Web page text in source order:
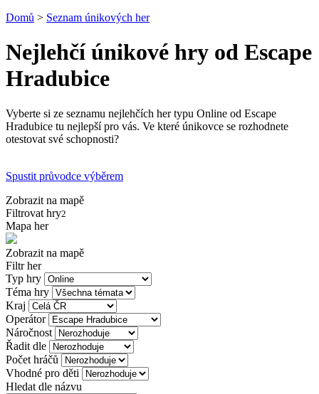
Domů > Seznam únikových her
Nejlehčí únikové hry od Escape
Hradubice
Vyberte si ze seznamu nejlehčích her typu Online od Escape
Hradubice tu nejlepší pro vás. Ve které únikovce se rozhodnete
otestovat své schopnosti?
Spustit průvodce výběrem
Zobrazit na mapě
Filtrovat hry2
Mapa her
Zobrazit na mapě
Filtr her
Typ hry
Téma hry
Kraj
Operátor
Náročnost
Řadit dle
Počet hráčů
Vhodné pro děti
Hledat dle názvu